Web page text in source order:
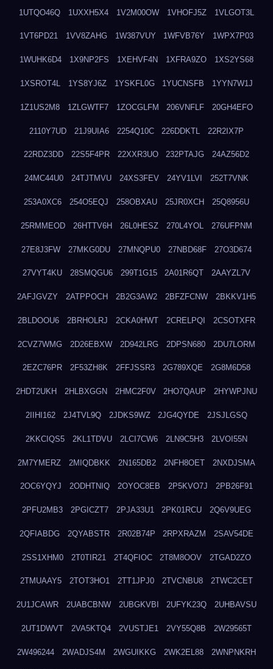
1UTQO46Q 1UXXH5X4 1V2M00OW 1VHOFJ5Z 1VLGOT3L
1VT6PD21 1VV8ZAHG 1W387VUY 1WFVB76Y 1WPX7P03
1WUHK6D4 1X9NP2FS 1XEHVF4N 1XFRA9ZO 1XS2YS68
1XSROT4L 1YS8YJ6Z 1YSKFL0G 1YUCNSFB 1YYN7W1J
1Z1US2M8 1ZLGWTF7 1ZOCGLFM 206VNFLF 20GH4EFO
2110Y7UD 21J9UIA6 2254Q10C 226DDKTL 22R2IX7P
22RDZ3DD 22S5F4PR 22XXR3UO 232PTAJG 24AZ56D2
24MC44U0 24TJTMVU 24XS3FEV 24YV1LVI 252T7VNK
253A0XC6 254O5EQJ 258OBXAU 25JR0XCH 25Q8956U
25RMMEOD 26HTTV6H 26L0HESZ 270L4YOL 276UFPNM
27E8J3FW 27MKG0DU 27MNQPU0 27NBD68F 27O3D674
27VYT4KU 28SMQGU6 299T1G15 2A01R6QT 2AAYZL7V
2AFJGVZY 2ATPPOCH 2B2G3AW2 2BFZFCNW 2BKKV1H5
2BLDOOU6 2BRHOLRJ 2CKA0HWT 2CRELPQI 2CSOTXFR
2CVZ7WMG 2D26EBXW 2D942LRG 2DPSN680 2DU7LORM
2EZC76PR 2F53ZH8K 2FFJSSR3 2G789XQE 2G8M6D58
2HDT2UKH 2HLBXGGN 2HMC2F0V 2HO7QAUP 2HYWPJNU
2IIHI162 2J4TVL9Q 2JDKS9WZ 2JG4QYDE 2JSJLGSQ
2KKCIQS5 2KL1TDVU 2LCI7CW6 2LN9C5H3 2LVOI55N
2M7YMERZ 2MIQDBKK 2N165DB2 2NFH8OET 2NXDJSMA
2OC6YQYJ 2ODHTNIQ 2OYOC8EB 2P5KVO7J 2PB26F91
2PFU2MB3 2PGICZT7 2PJA33U1 2PK01RCU 2Q6V9UEG
2QFIABDG 2QYABSTR 2R02B74P 2RPXRAZM 2SAV54DE
2SS1XHM0 2T0TIR21 2T4QFIOC 2T8M8OOV 2TGAD2ZO
2TMUAAY5 2TOT3HO1 2TT1JPJ0 2TVCNBU8 2TWC2CET
2U1JCAWR 2UABCBNW 2UBGKVBI 2UFYK23Q 2UHBAVSU
2UT1DWVT 2VA5KTQ4 2VUSTJE1 2VY55Q8B 2W29565T
2W496244 2WADJS4M 2WGUIKKG 2WK2EL88 2WNPNKRH